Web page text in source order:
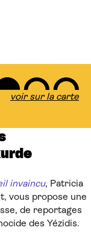
voir sur la carte
invaincu, Patricia
vous propose une
de reportages
des Yézidis.